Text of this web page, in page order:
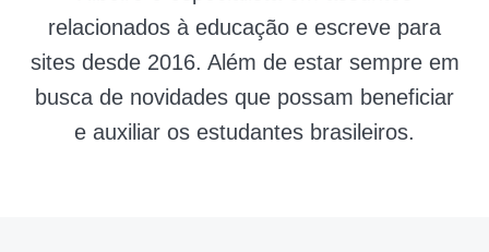
relacionados à educação e escreve para
sites desde 2016. Além de estar sempre em
busca de novidades que possam beneficiar
e auxiliar os estudantes brasileiros.